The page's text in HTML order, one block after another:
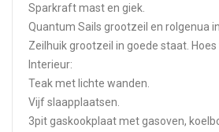
Sparkraft mast en giek.
Quantum Sails grootzeil en rolgenua
Zeilhuik grootzeil in goede staat. Hoes
Interieur:
Teak met lichte wanden.
Vijf slaapplaatsen.
3pit gaskookplaat met gasoven,